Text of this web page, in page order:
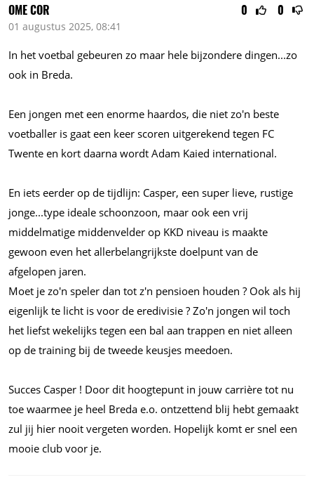
0 0
OME COR
01 augustus 2025, 08:41
In het voetbal gebeuren zo maar hele bijzondere dingen...zo
ook in Breda.
Een jongen met een enorme haardos, die niet zo'n beste
voetballer is gaat een keer scoren uitgerekend tegen FC
Twente en kort daarna wordt Adam Kaied international.
En iets eerder op de tijdlijn: Casper, een super lieve, rustige
jonge...type ideale schoonzoon, maar ook een vrij
middelmatige middenvelder op KKD niveau is maakte
gewoon even het allerbelangrijkste doelpunt van de
afgelopen jaren.
Moet je zo'n speler dan tot z'n pensioen houden ? Ook als hij
eigenlijk te licht is voor de eredivisie ? Zo'n jongen wil toch
het liefst wekelijks tegen een bal aan trappen en niet alleen
op de training bij de tweede keusjes meedoen.
Succes Casper ! Door dit hoogtepunt in jouw carrière tot nu
toe waarmee je heel Breda e.o. ontzettend blij hebt gemaakt
zul jij hier nooit vergeten worden. Hopelijk komt er snel een
mooie club voor je.